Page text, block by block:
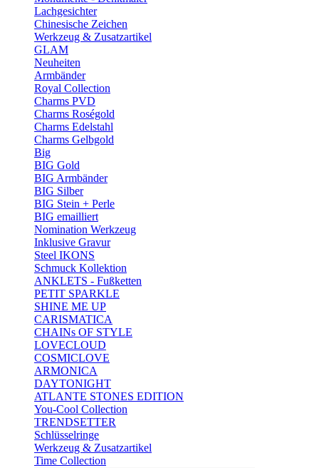
Lachgesichter
Chinesische Zeichen
Werkzeug & Zusatzartikel
GLAM
Neuheiten
Armbänder
Royal Collection
Charms PVD
Charms Roségold
Charms Edelstahl
Charms Gelbgold
Big
BIG Gold
BIG Armbänder
BIG Silber
BIG Stein + Perle
BIG emailliert
Nomination Werkzeug
Inklusive Gravur
Steel IKONS
Schmuck Kollektion
ANKLETS - Fußketten
PETIT SPARKLE
SHINE ME UP
CARISMATICA
CHAINs OF STYLE
LOVECLOUD
COSMICLOVE
ARMONICA
DAYTONIGHT
ATLANTE STONES EDITION
You-Cool Collection
TRENDSETTER
Schlüsselringe
Werkzeug & Zusatzartikel
Time Collection